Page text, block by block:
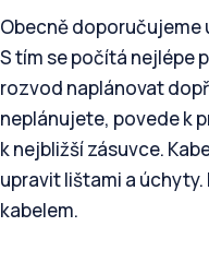
Obecně doporučujeme
S tím se počítá nejlépe
rozvod naplánovat
neplánujete, povede k
k nejbližší zásuvce.
upravit lištami a
kabelem.